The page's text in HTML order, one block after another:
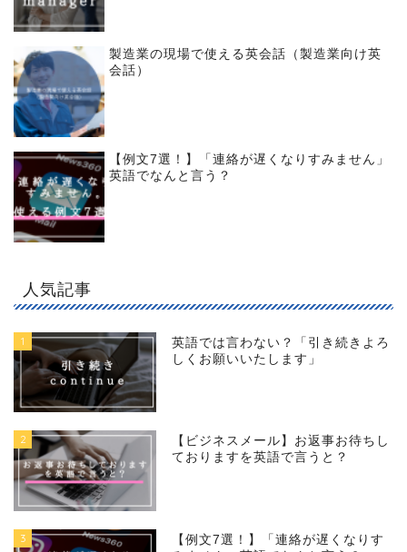
製造業の現場で使える英会話（製造業向け英
会話）
【例文7選！】「連絡が遅くなりすみません」
英語でなんと言う？
人気記事
1
英語では言わない？「引き続きよろ
しくお願いいたします」
2
【ビジネスメール】お返事お待ちし
ておりますを英語で言うと？
3
【例文7選！】「連絡が遅くなりす